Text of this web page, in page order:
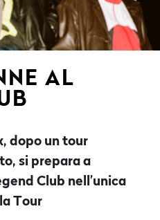
AL
dopo un tour
si prepara a
Club nell’unica
Tour